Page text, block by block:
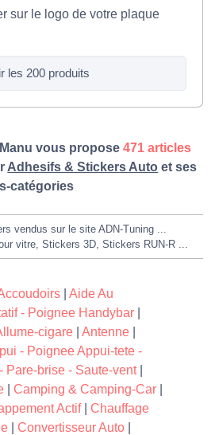
sur le logo de votre plaque
les 200 produits
vous propose471 articles
Adhesifs & Stickers Auto et ses
catégories
vendus sur le site ADN-Tuning ...
vitre, Stickers 3D, Stickers RUN-R ...
Aide Au
- Poignee Handybar
cigare
Antenne
- Poignee Appui-tete -
Pare-brise - Saute-vent|
Camping & Camping-Car
Actif| Chauffage
Convertisseur Auto